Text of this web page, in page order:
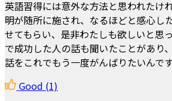
英語習得には意外な方法と思われたけ
明が随所に施され、なるほどと感心し
せてもらい、是非わたしも欲しいと思
で成功した人の話も聞いたことがあり
話をこれでもう一度がんばりたいんです
Good (1)